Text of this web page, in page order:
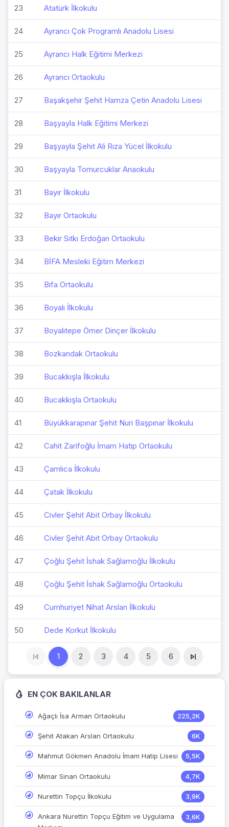
23 Atatürk İlkokulu
24 Ayrancı Çok Programlı Anadolu Lisesi
25 Ayrancı Halk Eğitimi Merkezi
26 Ayrancı Ortaokulu
27 Başakşehir Şehit Hamza Çetin Anadolu Lisesi
28 Başyayla Halk Eğitimi Merkezi
29 Başyayla Şehit Ali Rıza Yücel İlkokulu
30 Başyayla Tomurcuklar Anaokulu
31 Bayır İlkokulu
32 Bayır Ortaokulu
33 Bekir Sıtkı Erdoğan Ortaokulu
34 BİFA Mesleki Eğitim Merkezi
35 Bifa Ortaokulu
36 Boyalı İlkokulu
37 Boyalıtepe Ömer Dinçer İlkokulu
38 Bozkandak Ortaokulu
39 Bucakkışla İlkokulu
40 Bucakkışla Ortaokulu
41 Büyükkarapınar Şehit Nuri Başpınar İlkokulu
42 Cahit Zarifoğlu İmam Hatip Ortaokulu
43 Çamlıca İlkokulu
44 Çatak İlkokulu
45 Civler Şehit Abit Orbay İlkokulu
46 Civler Şehit Abit Orbay Ortaokulu
47 Çoğlu Şehit İshak Sağlamoğlu İlkokulu
48 Çoğlu Şehit İshak Sağlamoğlu Ortaokulu
49 Cumhuriyet Nihat Arslan İlkokulu
50 Dede Korkut İlkokulu
1 2 3 4 5 6
EN ÇOK BAKILANLAR
Ağaçlı İsa Arman Ortaokulu 225,2K
Şehit Atakan Arslan Ortaokulu 6K
Mahmut Gökmen Anadolu İmam Hatip Lisesi 5,5K
Mimar Sinan Ortaokulu 4,7K
Nurettin Topçu İlkokulu 3,9K
Ankara Nurettin Topçu Eğitim ve Uygulama
3,6K